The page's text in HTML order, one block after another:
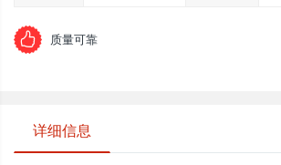
质量可靠
详细信息